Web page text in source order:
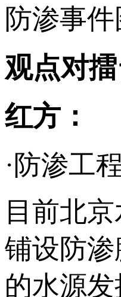
防渗事
观点对
红方：
·防渗工
目前北
铺设防
的水源